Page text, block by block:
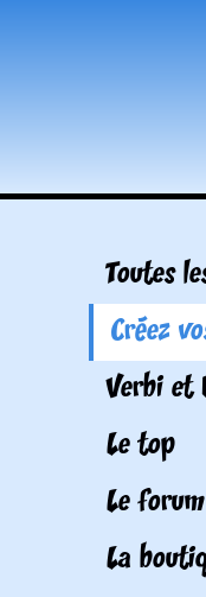
Toutes
Créez
Verbi et
Le top
Le forum
La